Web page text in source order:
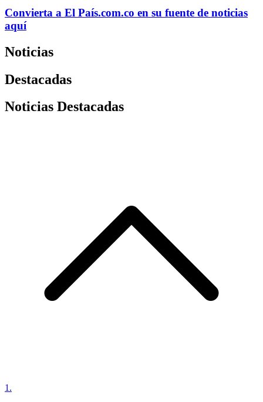
Convierta a El País.com.co en su fuente de noticias
aquí
Noticias
Destacadas
Noticias Destacadas
1 .